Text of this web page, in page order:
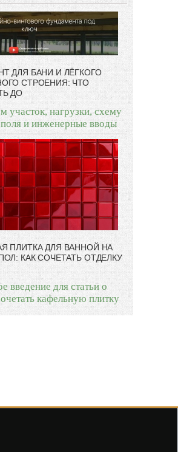
ДЛЯ БАНИ И ЛЁГКОГО
СТРОЕНИЯ: ЧТО
ДО
участок, нагрузки, схему
и инженерные вводы
ПЛИТКА ДЛЯ ВАННОЙ НА
КАК СОЧЕТАТЬ ОТДЕЛКУ
введение для статьи о
кафельную плитку